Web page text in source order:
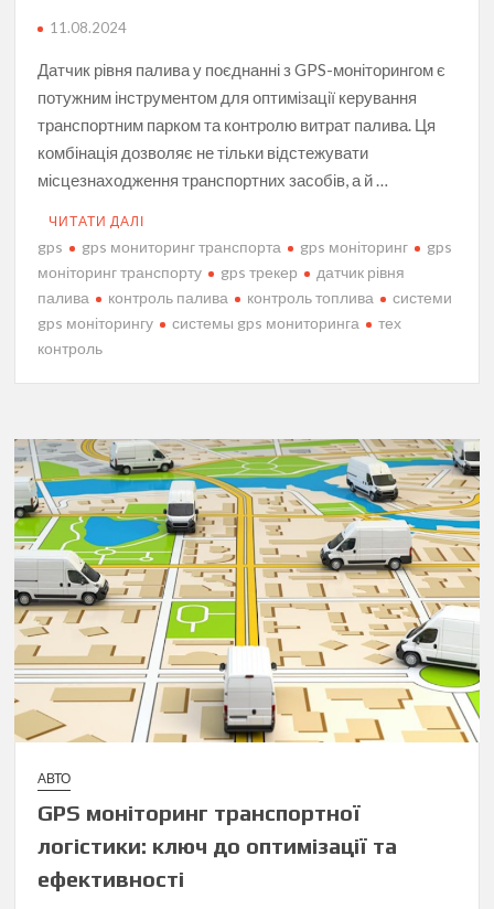
11.08.2024
Датчик рівня палива у поєднанні з GPS-моніторингом є
потужним інструментом для оптимізації керування
транспортним парком та контролю витрат палива. Ця
комбінація дозволяє не тільки відстежувати
місцезнаходження транспортних засобів, а й …
ЧИТАТИ ДАЛІ
gps gps мониторинг транспорта gps моніторинг
gps
моніторинг транспорту
gps трекер
датчик рівня
палива
контроль палива контроль топлива
системи
gps моніторингу
системы gps мониторинга
тех
контроль
АВТО
GPS моніторинг транспортної
логістики: ключ до оптимізації та
ефективності